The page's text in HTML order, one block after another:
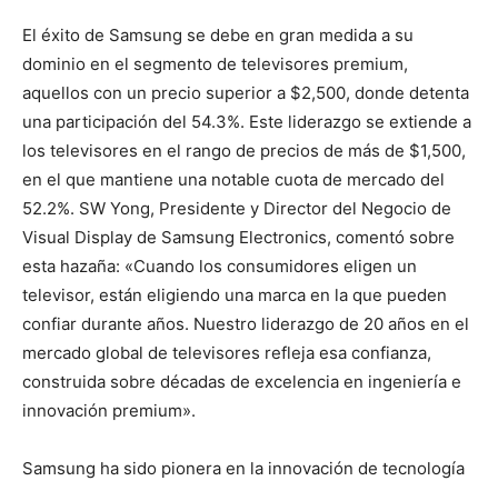
El éxito de Samsung se debe en gran medida a su
dominio en el segmento de televisores premium,
aquellos con un precio superior a $2,500, donde detenta
una participación del 54.3%. Este liderazgo se extiende a
los televisores en el rango de precios de más de $1,500,
en el que mantiene una notable cuota de mercado del
52.2%. SW Yong, Presidente y Director del Negocio de
Visual Display de Samsung Electronics, comentó sobre
esta hazaña: «Cuando los consumidores eligen un
televisor, están eligiendo una marca en la que pueden
confiar durante años. Nuestro liderazgo de 20 años en el
mercado global de televisores refleja esa confianza,
construida sobre décadas de excelencia en ingeniería e
innovación premium».
Samsung ha sido pionera en la innovación de tecnología